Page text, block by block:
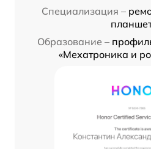
Специализация –
Образование –
«Мехатроника и